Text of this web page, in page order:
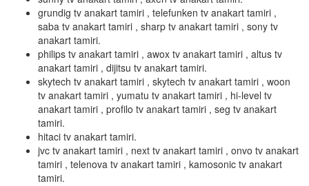
grundig tv anakart tamiri , telefunken tv anakart tamiri ,
saba tv anakart tamiri , sharp tv anakart tamiri , sony tv
anakart tamiri.
philips tv anakart tamiri , awox tv anakart tamiri , altus tv
anakart tamiri , dijitsu tv anakart tamiri.
skytech tv anakart tamiri , skytech tv anakart tamiri , woon
tv anakart tamiri , yumatu tv anakart tamiri , hi-level tv
anakart tamiri , profilo tv anakart tamiri , seg tv anakart
tamiri.
hitaci tv anakart tamiri.
jvc tv anakart tamiri , next tv anakart tamiri , onvo tv anakart
tamiri , telenova tv anakart tamiri , kamosonic tv anakart
tamiri.